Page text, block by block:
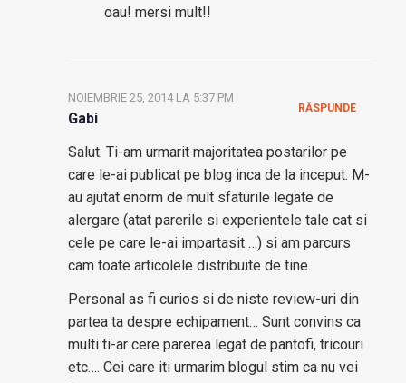
oau! mersi mult!!
Gabi
NOIEMBRIE 25, 2014 LA 5:37 PM
Salut. Ti-am urmarit majoritatea postarilor pe
care le-ai publicat pe blog inca de la inceput. M-
au ajutat enorm de mult sfaturile legate de
alergare (atat parerile si experientele tale cat si
cele pe care le-ai impartasit …) si am parcurs
cam toate articolele distribuite de tine.
Personal as fi curios si de niste review-uri din
partea ta despre echipament… Sunt convins ca
multi ti-ar cere parerea legat de pantofi, tricouri
etc…. Cei care iti urmarim blogul stim ca nu vei
RĂSPUNDE